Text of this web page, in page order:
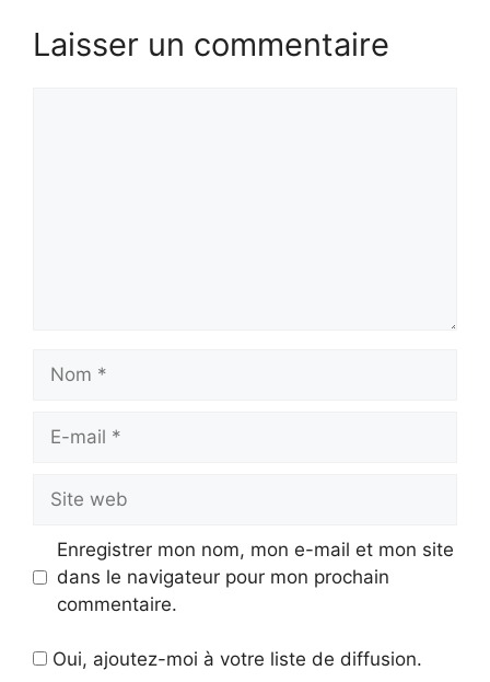
Laisser un commentaire
mail
web
Enregistrer mon nom, mon e-mail et mon site
dans le navigateur pour mon prochain
commentaire.
Oui, ajoutez-moi à votre liste de diffusion.